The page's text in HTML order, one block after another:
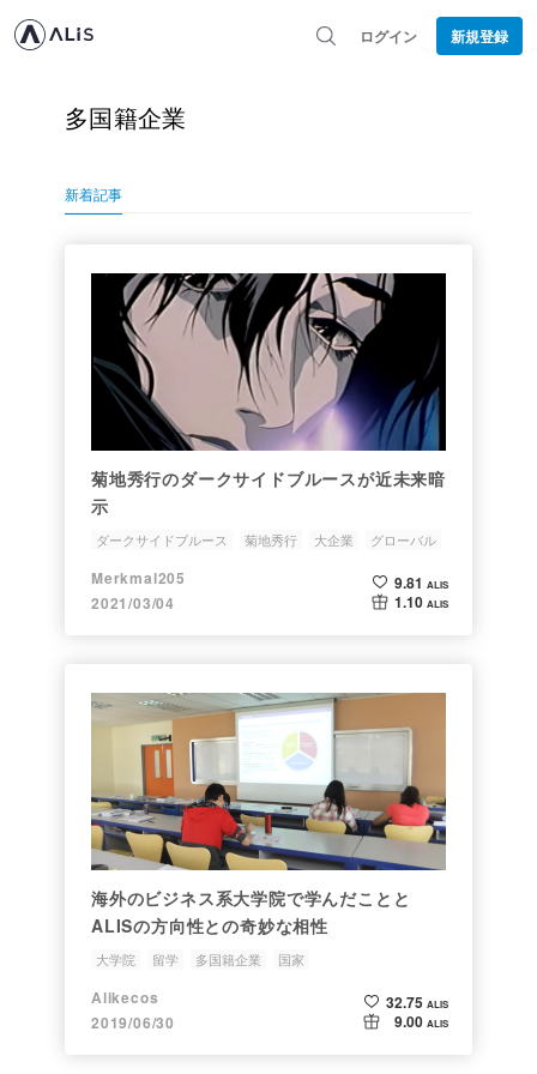
ログイン 新規登録
多国籍企業
新着記事
菊地秀行のダークサイドブルースが近未来暗
示
ダークサイドブルース 菊地秀行 大企業
グローバル
多国籍企業
Merkmal205
2021/03/04
9.81 ALIS
1.10 ALIS
海外のビジネス系大学院で学んだことと
ALISの方向性との奇妙な相性
大学院 留学 多国籍企業 国家
Alikecos
2019/06/30
32.75 ALIS
9.00 ALIS